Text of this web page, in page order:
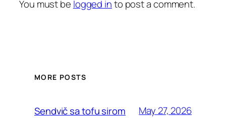
You must be logged into post a comment.
MORE POSTS
Sendvič sa tofu sirom May 27, 2026